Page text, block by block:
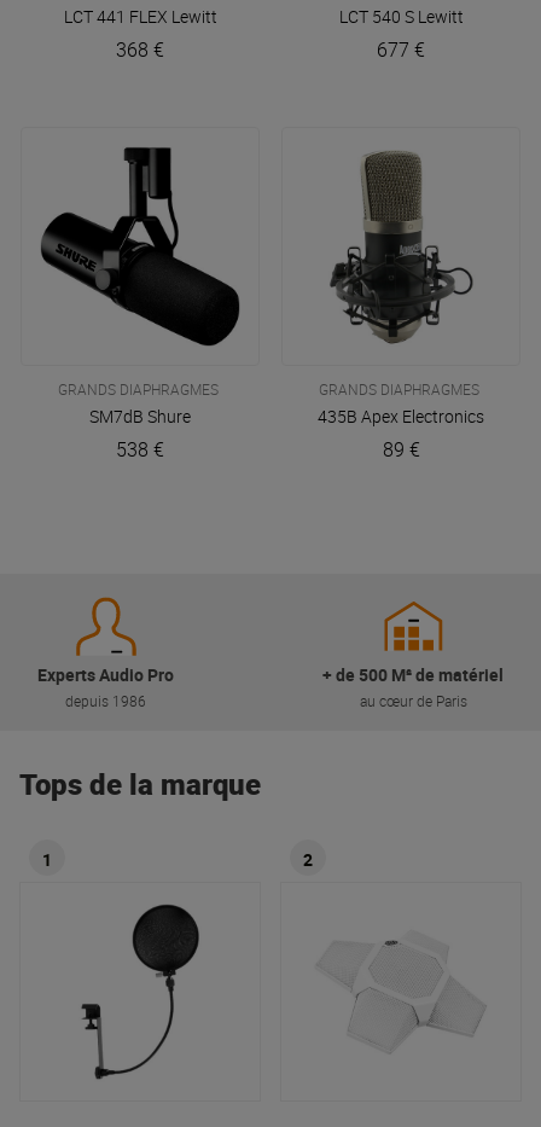
LCT 441 FLEX Lewitt
368 €
LCT 540 S Lewitt
677 €
GRANDS DIAPHRAGMES
SM7dB Shure
538 €
GRANDS DIAPHRAGMES
435B Apex Electronics
89 €
Experts Audio Pro
depuis 1986
+ de 500 M² de matériel
au cœur de Paris
Tops de la marque
1 2